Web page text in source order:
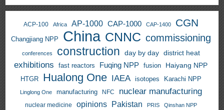
ACP-100 Africa AP-1000 CAP-1000 CAP-1400 CGN
Changjiang NPP China CNNC commissioning
conferences construction day by day district heat
exhibitions fast reactors Fuqing NPP fusion Haiyang NPP
HTGR Hualong One IAEA isotopes Karachi NPP
Linglong One manufacturing NFC nuclear manufacturing
nuclear medicine opinions Pakistan PRIS Qinshan NPP